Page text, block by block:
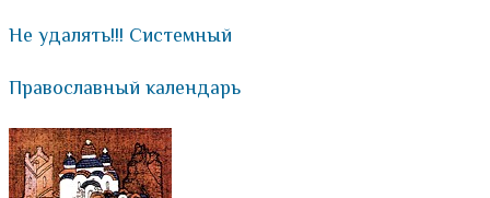
Не удалять!!! Системный
Православный календарь